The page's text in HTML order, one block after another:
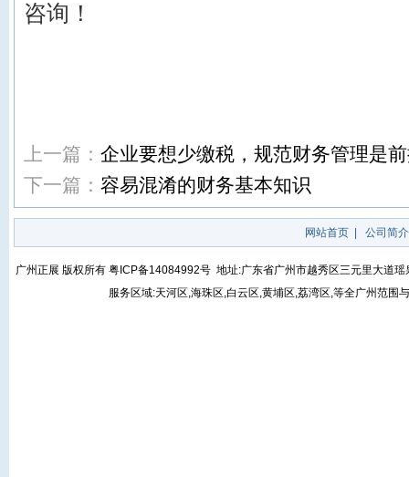
咨询！
上一篇： 企业要想少缴税，规范财务管理是
下一篇： 容易混淆的财务基本知识
网站首页 公司简介
广州正展 版权所有 粤ICP备14084992号 地址:广东省广州市越秀区三元里大道
服务区域:天河区,海珠区,白云区,黄埔区,荔湾区,等全广州范围与